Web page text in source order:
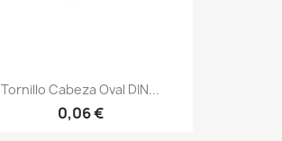
Tornillo Cabeza Oval DIN...
0,06 €